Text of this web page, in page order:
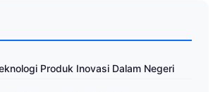
Produk Inovasi Dalam Negeri